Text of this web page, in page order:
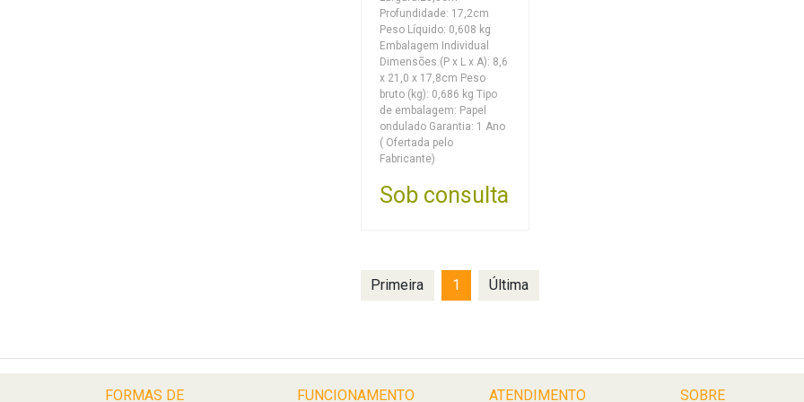
Profundidade: 17,2cm
Peso Líquido: 0,608 kg
Embalagem Individual
Dimensões (P x L x A): 8,6
x 21,0 x 17,8cm Peso
bruto (kg): 0,686 kg Tipo
de embalagem: Papel
ondulado Garantia: 1 Ano
( Ofertada pelo
Fabricante)
Sob consulta
Primeira 1 Última
FORMAS DE FUNCIONAMENTO ATENDIMENTO SOBRE